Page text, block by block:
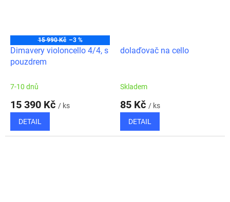
15 990 Kč –3 %
Dimavery violoncello 4/4, s
pouzdrem
7-10 dnů
15 390 Kč / ks
DETAIL
dolaďovač na cello
Skladem
85 Kč / ks
DETAIL